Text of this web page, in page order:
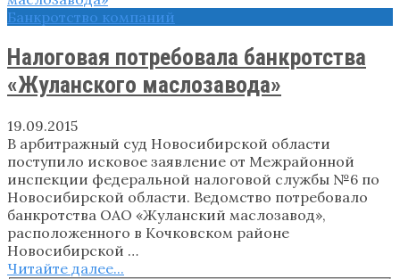
Банкротство компаний
Налоговая потребовала банкротства
«Жуланского маслозавода»
19.09.2015
В арбитражный суд Новосибирской области
поступило исковое заявление от Межрайонной
инспекции федеральной налоговой службы №6 по
Новосибирской области. Ведомство потребовало
банкротства ОАО «Жуланский маслозавод»,
расположенного в Кочковском районе
Новосибирской …
Читайте далее...